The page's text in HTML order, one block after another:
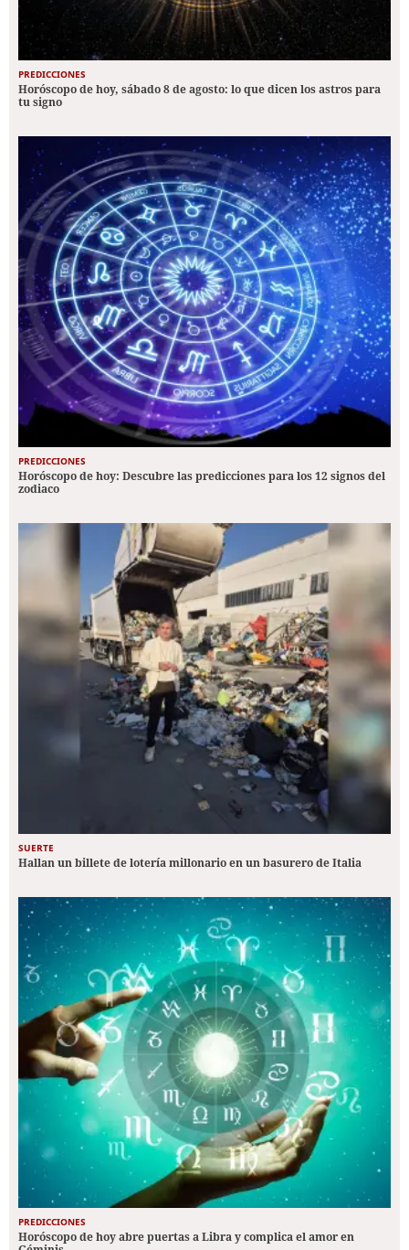
PREDICCIONES
Horóscopo de hoy, sábado 8 de agosto: lo que dicen los astros para
tu signo
PREDICCIONES
Horóscopo de hoy: Descubre las predicciones para los 12 signos del
zodiaco
SUERTE
Hallan un billete de lotería millonario en un basurero de Italia
PREDICCIONES
Horóscopo de hoy abre puertas a Libra y complica el amor en